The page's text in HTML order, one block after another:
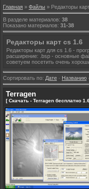
Главная » Файлы » Редакторы
В разделе материалов: 38
Показано материалов: 31-38
Редакторы карт cs 1.6
Редакторы карт для cs 1.6 -
расширение: .bsp - основные
советуем посетить очень
Сортировать по: Дате · Названию ·
Terragen
[ Скачать - Terragen бесплатно